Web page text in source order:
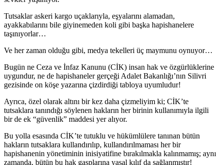
Tutsaklar askeri kargo uçaklarıyla, eşyalarını alamadan,
ayakkabılarını bile giyinemeden koli gibi başka hapishanelere
taşınıyorlar…
Ve her zaman olduğu gibi, medya tekelleri üç maymunu oynuyor…
Bugün ne Ceza ve İnfaz Kanunu (CİK) insan hak ve özgürlüklerine
uygundur, ne de hapishaneler gerçeği Adalet Bakanlığı’nın Silivri
gezisinde on köşe yazarına çizdirdiği tabloya uyumludur!
Ayrıca, özel olarak altını bir kez daha çizmeliyim ki; CİK’te
tutsaklara tanındığı söylenen hakların her birinin kullanımıyla ilgili
bir de ek “güvenlik” maddesi yer alıyor.
Bu yolla esasında CİK’te tutuklu ve hükümlülere tanınan bütün
hakların tutsaklara kullandırılıp, kullandırılmaması her bir
hapishanenin yönetiminin inisiyatifine bırakılmakla kalınmamış; aynı
zamanda, bütün bu hak gasplarına yasal kılıf da sağlanmıştır!